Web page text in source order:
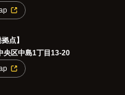
点】
央区中島1丁目13-20